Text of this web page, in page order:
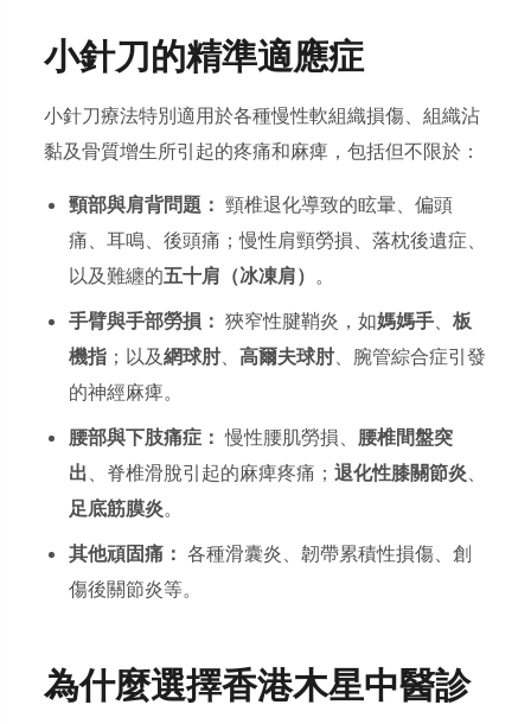
小針刀的精準適應症
小針刀療法特別適用於各種慢性軟組織損傷、組織沾
黏及骨質增生所引起的疼痛和麻痺，包括但不限於：
頸部與肩背問題： 頸椎退化導致的眩暈、偏頭
痛、耳鳴、後頭痛；慢性肩頸勞損、落枕後遺症、
以及難纏的五十肩（冰凍肩） 。
手臂與手部勞損： 狹窄性腱鞘炎，如媽媽手、板
機指 ；以及網球肘、高爾夫球肘、腕管綜合症引發
的神經麻痺。
腰部與下肢痛症： 慢性腰肌勞損、腰椎間盤突
出、脊椎滑脫引起的麻痺疼痛；退化性膝關節炎、
足底筋膜炎。
其他頑固痛： 各種滑囊炎、韌帶累積性損傷、創
傷後關節炎等。
為什麼選擇香港木星中醫診